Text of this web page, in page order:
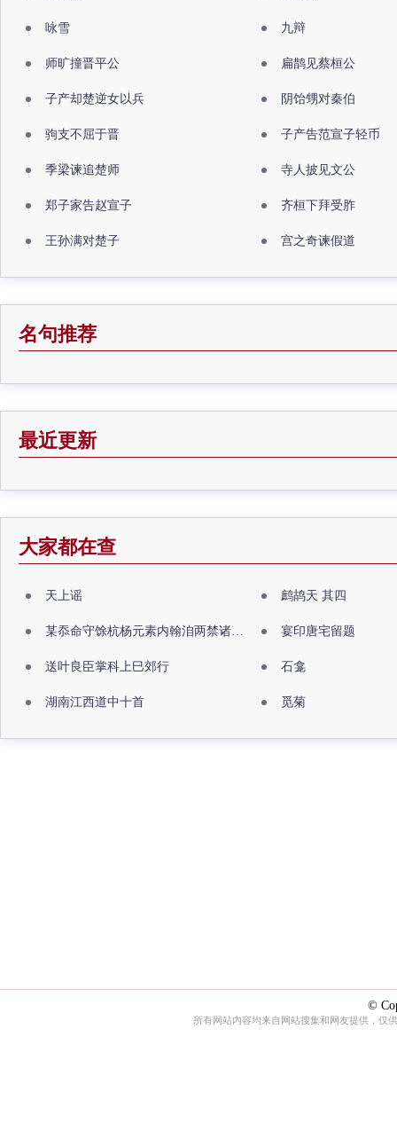
咏雪 九辩
师旷撞晋平公 扁鹊见蔡桓公
子产却楚逆女以兵 阴饴甥对秦伯
驹支不屈于晋 子产告范宣子轻币
季梁谏追楚师 寺人披见文公
郑子家告赵宣子 齐桓下拜受胙
王孙满对楚子 宫之奇谏假道
名句推荐
最近更新
大家都在查
天上谣 鹧鸪天 其四
某忝命守馀杭杨元素内翰洎两禁诸公出祖佛寺 宴印唐宅留题
送叶良臣掌科上巳郊行 石龛
湖南江西道中十首 觅菊
©
所有网站内容均来自网站搜集和网友提供，仅